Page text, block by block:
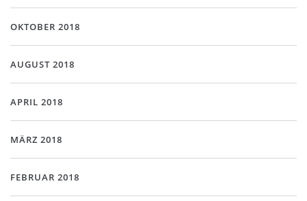
OKTOBER 2018
AUGUST 2018
APRIL 2018
MÄRZ 2018
FEBRUAR 2018